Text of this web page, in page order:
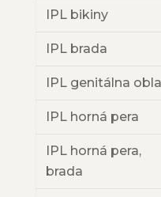
IPL bikiny
IPL brada
IPL genitálna
IPL horná pera
IPL horná pera,
brada